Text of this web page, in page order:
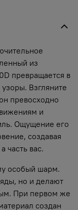
из
превращается в
Взгляните
превосходно
и
Ощущение его
создавая
часть вас.
особый шарм.
но и делают
При первом же
создан